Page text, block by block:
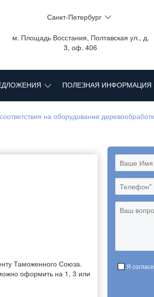
Санкт-Петербург
м. Площадь Восстания, Полтавская ул., д.
3, оф. 406
ПОЛЕЗНАЯ ИНФОРМАЦИЯ
на оборудование
Таможенного Союза.
оформить на 1, 3 или
Я